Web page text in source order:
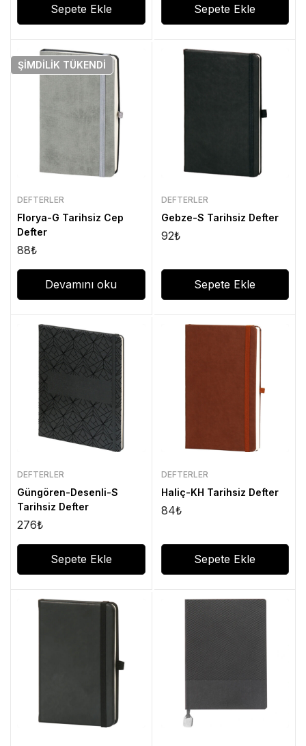
Sepete Ekle Sepete Ekle
ŞIMDILIK TÜKENDI
DEFTERLER
Florya-G Tarihsiz Cep
Defter
88₺
Devamını oku
DEFTERLER
Gebze-S Tarihsiz Defter
92₺
Sepete Ekle
DEFTERLER
Güngören-Desenli-S
Tarihsiz Defter
276₺
Sepete Ekle
DEFTERLER
Haliç-KH Tarihsiz Defter
84₺
Sepete Ekle